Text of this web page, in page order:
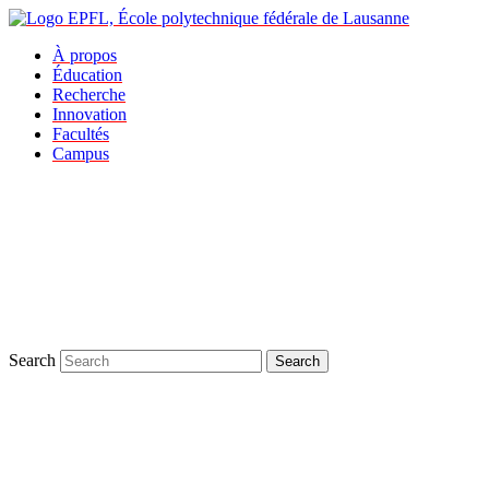
À propos
Éducation
Recherche
Innovation
Facultés
Campus
Search Search